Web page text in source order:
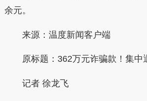
余元。
来源：温度新闻客户端
原标题： 362万元诈骗款！集中
记者 徐龙飞